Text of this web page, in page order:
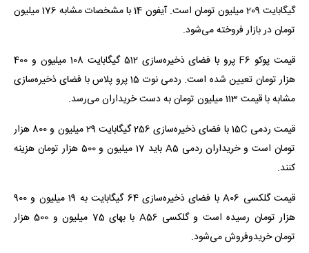
گیگابایت 209 میلیون تومان است. آیفون 14 با مشخصات مشابه 176 میلیون
تومان در بازار فروخته می‌شود.
قیمت پوکو F6 پرو با فضای ذخیره‌سازی 512 گیگابایت 108 میلیون و 400
هزار تومان تعیین شده است. ردمی نوت 15 پرو پلاس با فضای ذخیره‌سازی
مشابه با قیمت 113 میلیون تومان به دست خریداران می‌رسد.
قیمت ردمی 15C با فضای ذخیره‌سازی 256 گیگابایت 29 میلیون و 800 هزار
تومان است و خریداران ردمی A5 باید 17 میلیون و 500 هزار تومان هزینه
کنند.
قیمت گلکسی A06 با فضای ذخیره‌سازی 64 گیگابایت به 19 میلیون و 900
هزار تومان رسیده است و گلکسی A56 با بهای 75 میلیون و 500 هزار
تومان خریدوفروش می‌شود.